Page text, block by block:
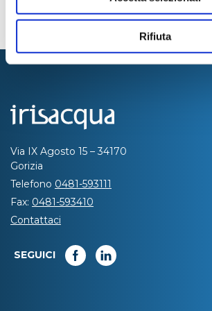
Rifiuta
Via IX Agosto 15 – 34170
Gorizia
Telefono 0481-593111
Fax: 0481-593410
Contattaci
SEGUICI